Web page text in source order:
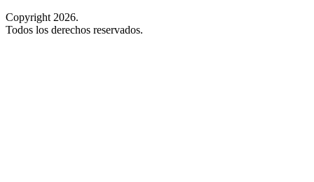
Copyright 2026.
Todos los derechos reservados.